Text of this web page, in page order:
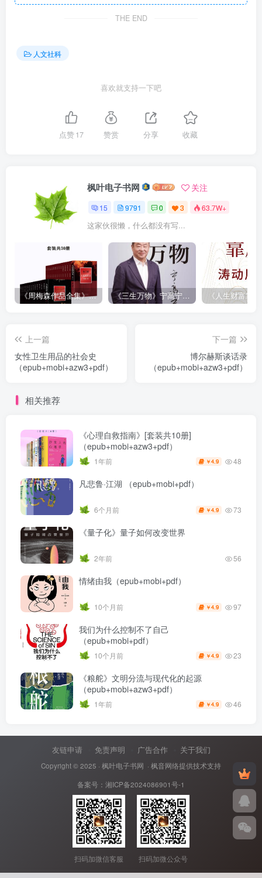
THE END
人文社科
喜欢就支持一下吧
点赞17 赞赏 分享 收藏
枫叶电子书网 关注
15 9791 0 3 63.7W+
这家伙很懒，什么都没有写...
《周梅森作品全集》[共30册] 《三生万物》宁高宁（epub+mobi+azw3+pdf）
上一篇
女性卫生用品的社会史
（epub+mobi+azw3+pdf）
下一篇
博尔赫斯谈话录
（epub+mobi+azw3+pdf）
相关推荐
《心理自救指南》[套装共10册]
（epub+mobi+azw3+pdf）
1年前 ￥4.9 48
凡悲鲁·江湖 （epub+mobi+pdf）
6个月前 ￥4.9 73
《量子化》量子如何改变世界
2年前 56
情绪由我（epub+mobi+pdf）
10个月前 ￥4.9 97
我们为什么控制不了自己
（epub+mobi+pdf）
10个月前 ￥4.9 23
《粮舵》文明分流与现代化的起源
（epub+mobi+azw3+pdf）
1年前 ￥4.9 46
友链申请 免责声明 广告合作 关于我们
Copyright © 2025 · 枫叶电子书网 · 枫音网络提供技术支持
备案号： 湘ICP备2024086901号-1
扫码加微信客服 扫码加微公众号